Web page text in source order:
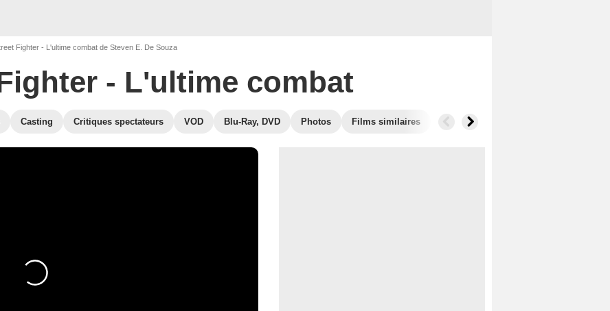
Fighter - L'ultime combat de Steven E. De Souza
- L'ultime combat
Casting Critiques spectateurs VOD Blu-Ray, DVD Photos Films similaires